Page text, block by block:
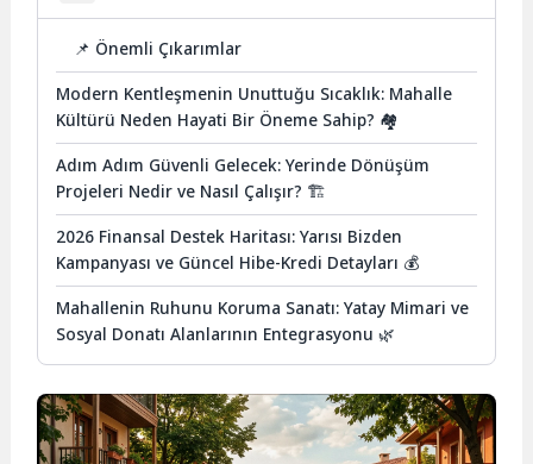
📌 Önemli Çıkarımlar
Modern Kentleşmenin Unuttuğu Sıcaklık: Mahalle
Kültürü Neden Hayati Bir Öneme Sahip? 🏘️
Adım Adım Güvenli Gelecek: Yerinde Dönüşüm
Projeleri Nedir ve Nasıl Çalışır? 🏗️
2026 Finansal Destek Haritası: Yarısı Bizden
Kampanyası ve Güncel Hibe-Kredi Detayları 💰
Mahallenin Ruhunu Koruma Sanatı: Yatay Mimari ve
Sosyal Donatı Alanlarının Entegrasyonu 🌿